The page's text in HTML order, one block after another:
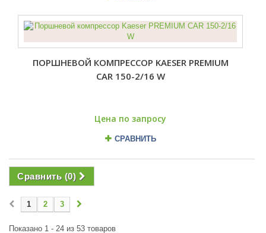
ПОРШНЕВОЙ КОМПРЕССОР KAESER PREMIUM
CAR 150-2/16 W
Цена по запросу
СРАВНИТЬ
Сравнить (0)
1 2 3
Показано 1 - 24 из 53 товаров